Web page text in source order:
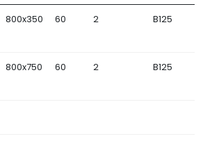
800x350 60 2 B125
800x750 60 2 B125